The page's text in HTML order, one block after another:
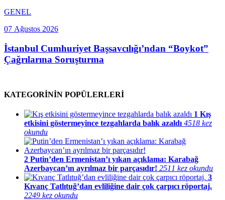
GENEL
07 Ağustos 2026
İstanbul Cumhuriyet Başsavcılığı’ndan “Boykot”
Çağrılarına Soruşturma
KATEGORİNİN POPÜLERLERİ
1 Kış
etkisini göstermeyince tezgahlarda balık azaldı 4518 kez
okundu
2 Putin’den Ermenistan’ı yıkan açıklama: Karabağ
Azerbaycan’ın ayrılmaz bir parçasıdır! 2511 kez okundu
3
Kıvanç Tatlıtuğ’dan evliliğine dair çok çarpıcı röportaj.
2249 kez okundu